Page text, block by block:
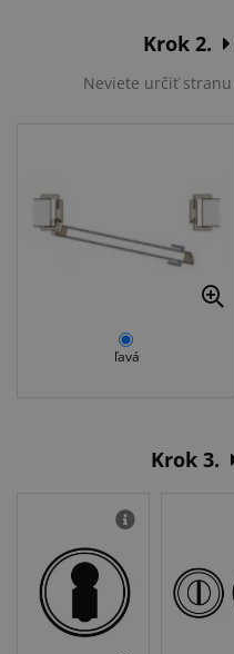
Krok 2.
Neviete určiť
ľavá
Krok 3.